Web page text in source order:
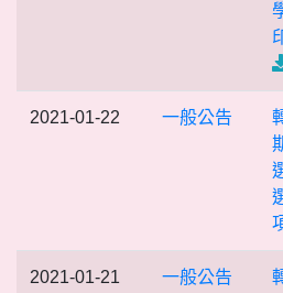
2021-01-22 一般公告
2021-01-21 一般公告